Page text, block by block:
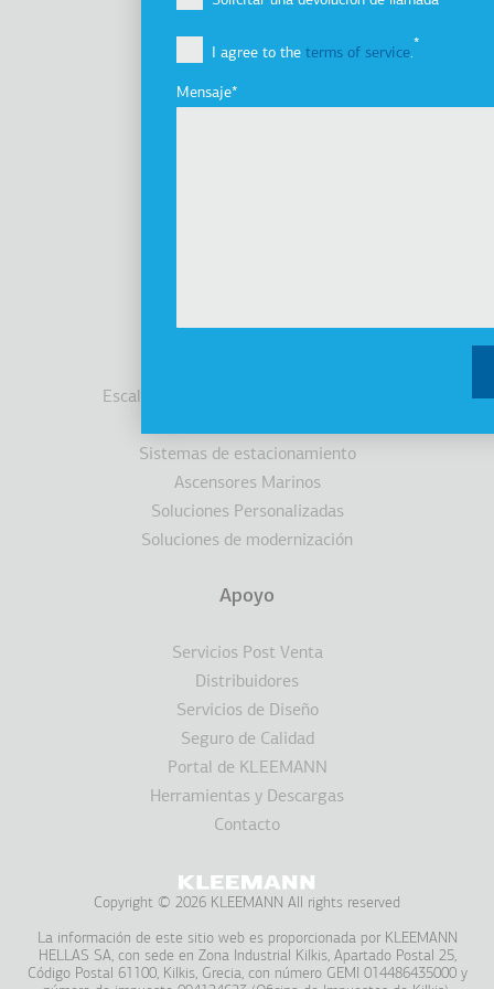
I agree to the terms of service.
Mensaje
Grupo de Empresas
Innovación
Historia
Escaleras Mecánicas / Andenes Móviles
Sistemas de estacionamiento
Ascensores Marinos
Soluciones Personalizadas
Soluciones de modernización
Apoyo
Servicios Post Venta
Distribuidores
Servicios de Diseño
Seguro de Calidad
Portal de KLEEMANN
Herramientas y Descargas
Contacto
Copyright © 2026 KLEEMANN All rights reserved
La información de este sitio web es proporcionada por KLEEMANΝ
HELLAS SA, con sede en Zona Industrial Kilkis, Apartado Postal 25,
Código Postal 61100, Kilkis, Grecia, con número GEMI 014486435000 y